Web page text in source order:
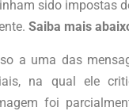
sido impostas
Saiba mais
a uma das
na qual ele
foi